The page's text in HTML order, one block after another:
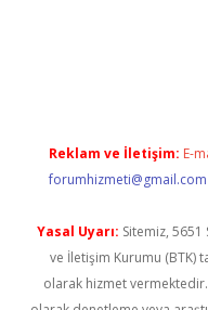
Reklam ve İletişim: E-
forumhizmeti@gmail.com
Yasal Uyarı: Sitemiz, 5651
ve İletişim Kurumu (BTK)
olarak hizmet